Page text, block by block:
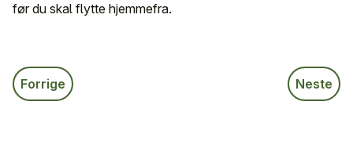
før du skal flytte hjemmefra.
Forrige Neste